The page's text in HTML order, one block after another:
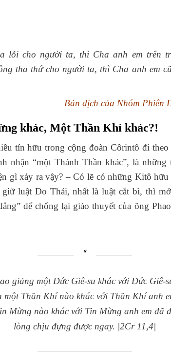
lỗi cho người ta, thì Cha anh em trên
tha thứ cho người ta, thì Cha anh em
Bản dịch của Nhóm Phiên
khác, Một Thần Khí khác?!
tín hữu trong cộng đoàn Côrintô đi
nhận “một Thánh Thần khác”, là những
gì xảy ra vậy? – Có lẽ có những Kitô
luật Do Thái, nhất là luật cắt bì, thì
để chống lại giáo thuyết của ông
giảng một Đức Giê-su khác với Đức Giê-
một Thần Khí nào khác với Thần Khí anh
Mừng nào khác với Tin Mừng anh em đã
lòng chịu đựng được ngay. |2Cr 11,4|